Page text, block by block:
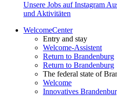
Unsere Jobs auf Instagram
und Aktivitäten
WelcomeCenter
Entry and stay
Welcome-Assistent
Return to Brandenburg
Return to Brandenburg
The federal state of
Welcome
Innovatives